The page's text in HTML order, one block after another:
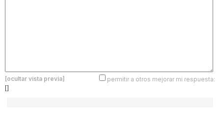
[ocultar vista previa]
permitir a otros mejorar mi respuesta:
[]